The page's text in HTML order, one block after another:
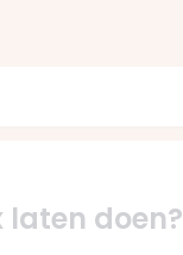
laten doen?